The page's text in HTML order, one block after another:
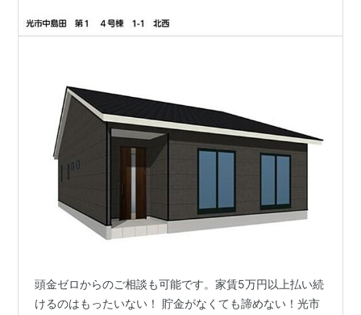
頭金ゼロからのご相談も可能です。家賃5万円以上払い続
けるのはもったいない！ 貯金がなくても諦めない！光市